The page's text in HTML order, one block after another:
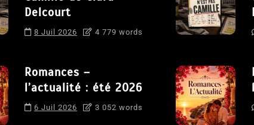
Delcourt
8 Juil 2026 4 779 words
Romances –
l’actualité : été 2026
6 Juil 2026 3 052 words